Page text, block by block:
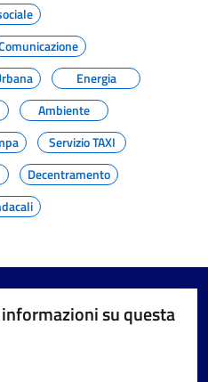
Energia
Ambiente
Servizio TAXI
Decentramento
su questa